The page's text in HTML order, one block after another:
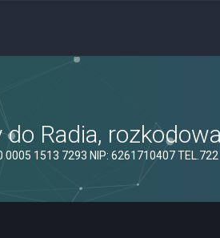
do Radia,
1513 7293 NIP: 6261710407